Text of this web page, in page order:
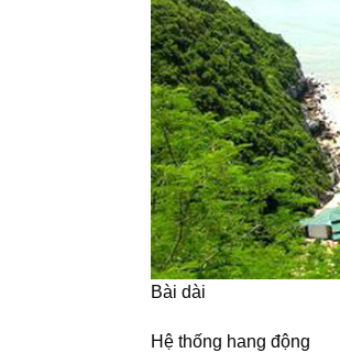
Bài dài
Hệ thống hang động